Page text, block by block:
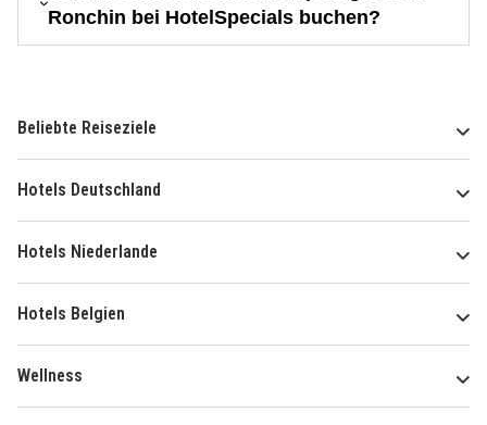
Ronchin bei HotelSpecials buchen?
Beliebte Reiseziele
Hotels Deutschland
Hotels Niederlande
Hotels Belgien
Wellness